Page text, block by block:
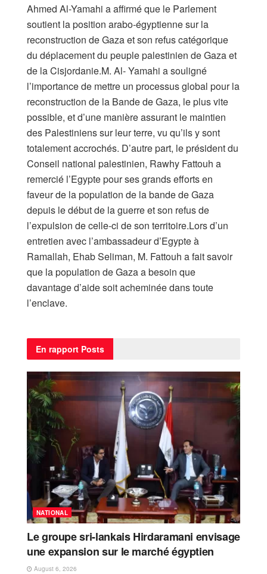
Ahmed Al-Yamahi a affirmé que le Parlement
soutient la position arabo-égyptienne sur la
reconstruction de Gaza et son refus catégorique
du déplacement du peuple palestinien de Gaza et
de la Cisjordanie.M. Al- Yamahi a souligné
l’importance de mettre un processus global pour la
reconstruction de la Bande de Gaza, le plus vite
possible, et d’une manière assurant le maintien
des Palestiniens sur leur terre, vu qu’ils y sont
totalement accrochés. D’autre part, le président du
Conseil national palestinien, Rawhy Fattouh a
remercié l’Egypte pour ses grands efforts en
faveur de la population de la bande de Gaza
depuis le début de la guerre et son refus de
l’expulsion de celle-ci de son territoire.Lors d’un
entretien avec l’ambassadeur d’Egypte à
Ramallah, Ehab Seliman, M. Fattouh a fait savoir
que la population de Gaza a besoin que
davantage d’aide soit acheminée dans toute
l’enclave.
En rapport Posts
NATIONAL
Le groupe sri-lankais Hirdaramani envisage
une expansion sur le marché égyptien
August 6, 2026